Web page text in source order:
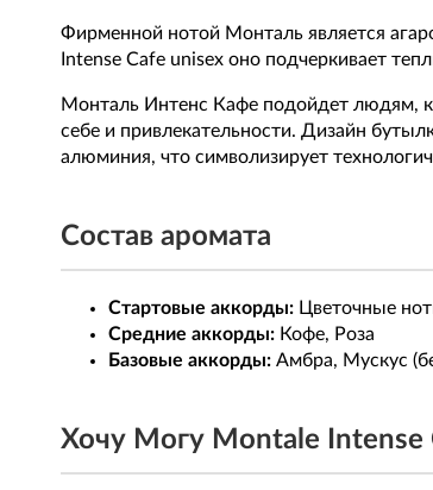
Фирменной нотой Монталь является
Intense Cafe unisex оно подчеркивает
Монталь Интенс Кафе подойдет людям,
себе и привлекательности. Дизайн
алюминия, что символизирует
Состав аромата
Стартовые аккорды: Цветочные
Средние аккорды: Кофе, Роза
Базовые аккорды: Амбра, Мускус
Хочу Могу Montale Intense